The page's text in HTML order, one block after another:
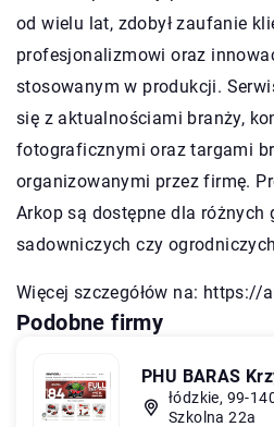
od wielu lat, zdobył zaufanie
profesjonalizmowi oraz
stosowanym w produkcji.
się z aktualnościami branży,
fotograficznymi oraz targami
organizowanymi przez firmę.
Arkop są dostępne dla różnych
sadowniczych czy
Więcej szczegółów na: https://
Podobne firmy
PHU BARAS
łódzkie, 99-
Szkolna 22a